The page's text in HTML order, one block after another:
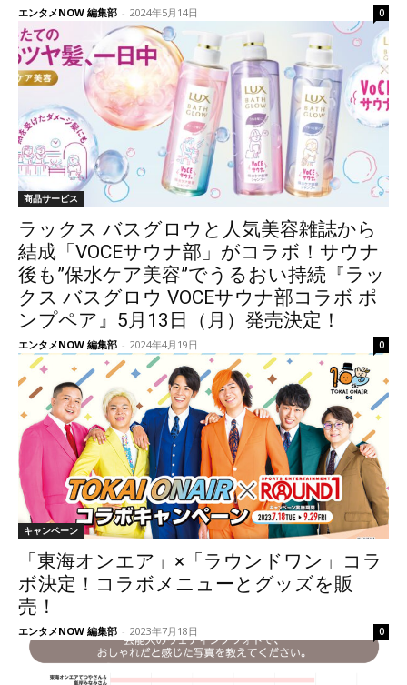
エンタメNOW 編集部 - 2024年5月14日 0
商品サービス
ラックス バスグロウと人気美容雑誌から
結成「VOCEサウナ部」がコラボ！サウナ
後も”保水ケア美容”でうるおい持続『ラッ
クス バスグロウ VOCEサウナ部コラボ ポ
ンプペア』5月13日（月）発売決定！
エンタメNOW 編集部 - 2024年4月19日 0
キャンペーン
「東海オンエア」×「ラウンドワン」コラ
ボ決定！コラボメニューとグッズを販
売！
エンタメNOW 編集部 - 2023年7月18日 0